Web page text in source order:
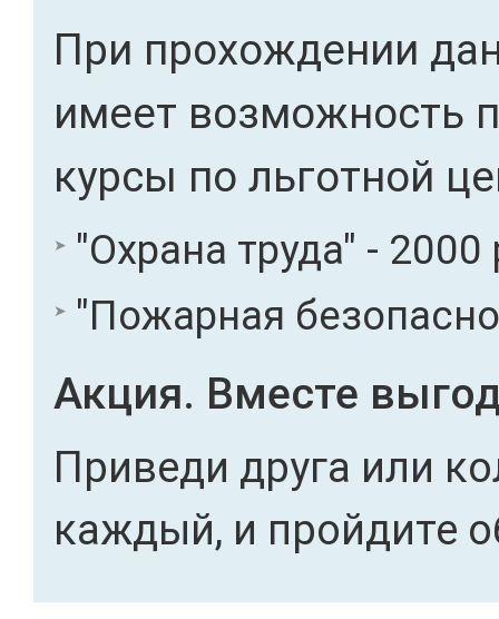
При прохождении
имеет возможность
курсы по льготной
"Охрана труда" - 2000
"Пожарная
Акция. Вместе
Приведи друга или
каждый, и пройдите